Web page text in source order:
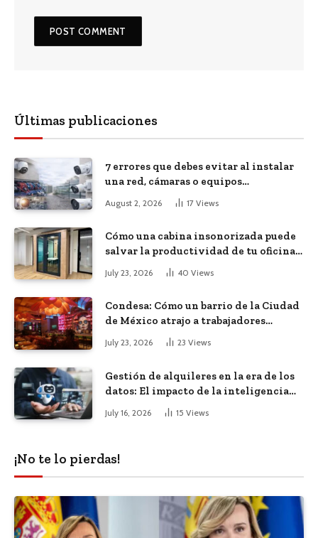
Últimas publicaciones
7 errores que debes evitar al instalar
una red, cámaras o equipos
tecnológicos en una empresa
August 2, 2026 17 Views
Cómo una cabina insonorizada puede
salvar la productividad de tu oficina
July 23, 2026 40 Views
Condesa: Cómo un barrio de la Ciudad
de México atrajo a trabajadores
remotos de todo el mundo
July 23, 2026 23 Views
Gestión de alquileres en la era de los
datos: El impacto de la inteligencia
July 16, 2026 15 Views
¡No te lo pierdas!